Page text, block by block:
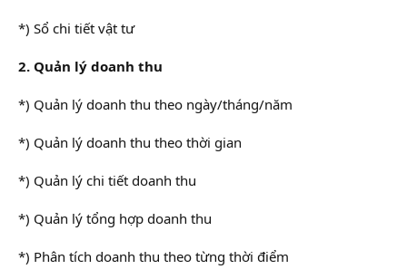
*) Sổ chi tiết vật tư
2. Quản lý doanh thu
*) Quản lý doanh thu theo ngày/tháng/năm
*) Quản lý doanh thu theo thời gian
*) Quản lý chi tiết doanh thu
*) Quản lý tổng hợp doanh thu
*) Phân tích doanh thu theo từng thời điểm